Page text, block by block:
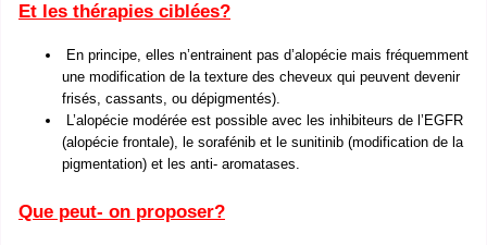
Et les thérapies ciblées?
En principe, elles n’entrainent pas d’alopécie mais fréquemment
une modification de la texture des cheveux qui peuvent devenir
frisés, cassants, ou dépigmentés).
L’alopécie modérée est possible avec les inhibiteurs de l’EGFR
(alopécie frontale), le sorafénib et le sunitinib (modification de la
pigmentation) et les anti- aromatases.
Que peut- on proposer?